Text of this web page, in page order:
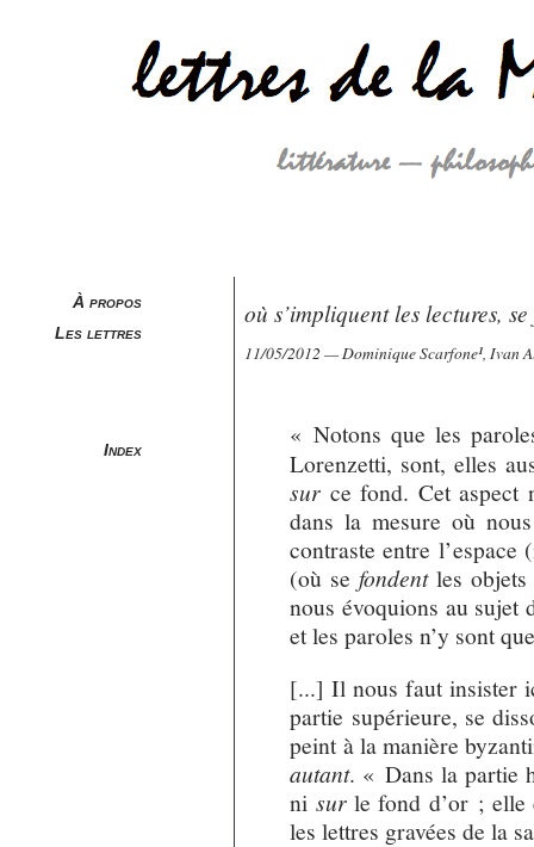
À propos
Les lettres
Index
où s’impliquent les lectures,
11/05/2012 — Dominique Scarfone¹ , Ivan
« Notons que les
Lorenzetti, sont, elles
sur ce fond. Cet aspect
dans la mesure où
contraste entre
(où sefondentles objets
nous évoquions au sujet
et les paroles n’y sont
[...] Il nous faut insister
partie supérieure, se
peint à la manière
autant. « Dans la partie
ni surle fond d’or ;
les lettres gravées de la